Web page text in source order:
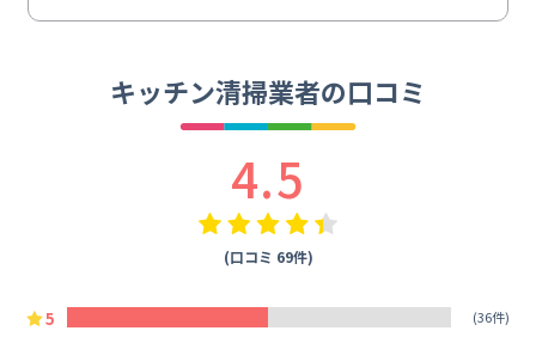
キッチン清掃業者の口コミ
4.5
(口コミ 69件)
5 (36件)